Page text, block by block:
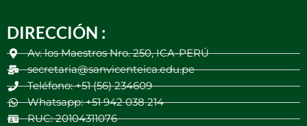
DIRECCIÓN :
Av. los Maestros Nro. 250, ICA-PERÚ
secretaria@sanvicenteica.edu.pe
Teléfono: +51 (56) 234609
Whatsapp: +51 942 038 214
RUC: 20104311076